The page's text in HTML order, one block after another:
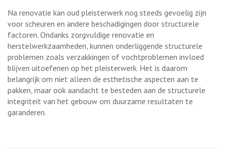
Na renovatie kan oud pleisterwerk nog steeds gevoelig zijn
voor scheuren en andere beschadigingen door structurele
factoren. Ondanks zorgvuldige renovatie en
herstelwerkzaamheden, kunnen onderliggende structurele
problemen zoals verzakkingen of vochtproblemen invloed
blijven uitoefenen op het pleisterwerk. Het is daarom
belangrijk om niet alleen de esthetische aspecten aan te
pakken, maar ook aandacht te besteden aan de structurele
integriteit van het gebouw om duurzame resultaten te
garanderen.